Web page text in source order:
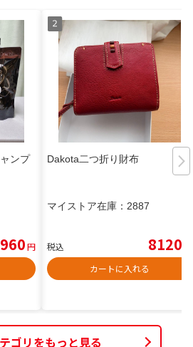
ンプ
円
Dakota二つ折り財布
マイストア在庫： 2887
税込 8120
カートに入れる
ゴリをもっと見る